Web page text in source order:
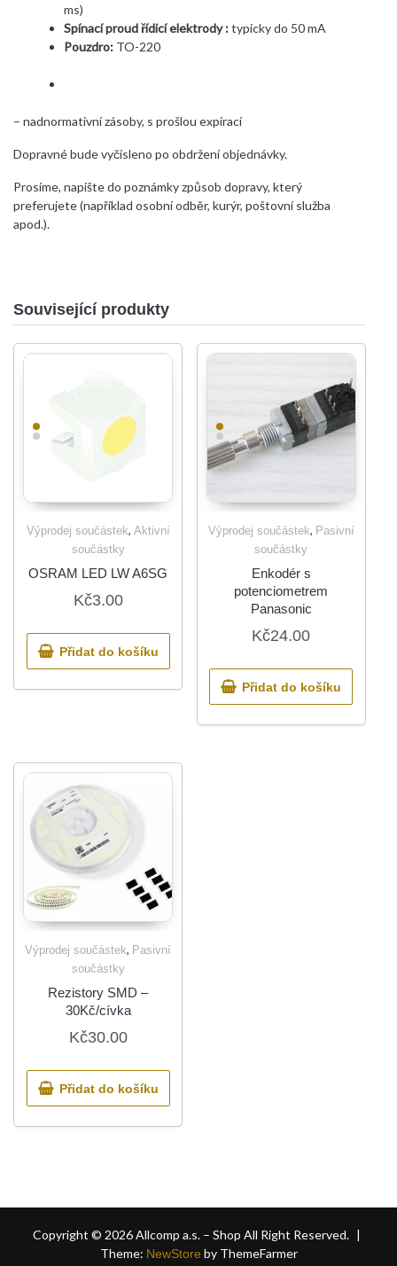
ms)
Spínací proud řídicí elektrody:typicky do 50 mA
Pouzdro: TO-220
– nadnormativní zásoby, s prošlou expirací
Dopravné bude vyčísleno po obdržení objednávky.
Prosíme, napište do poznámky způsob dopravy, který
preferujete (například osobní odběr, kurýr, poštovní služba
apod.).
Související produkty
Výprodej součástek, Aktivní
součástky
OSRAM LED LW A6SG
Kč3.00
Přidat do košíku
Výprodej součástek, Pasivní
součástky
Enkodér s
potenciometrem
Panasonic
Kč24.00
Přidat do košíku
Výprodej součástek, Pasivní
součástky
Rezistory SMD –
30Kč/cívka
Kč30.00
Přidat do košíku
Copyright © 2026 Allcomp a.s. – Shop All Right Reserved. |
Theme: NewStore by ThemeFarmer